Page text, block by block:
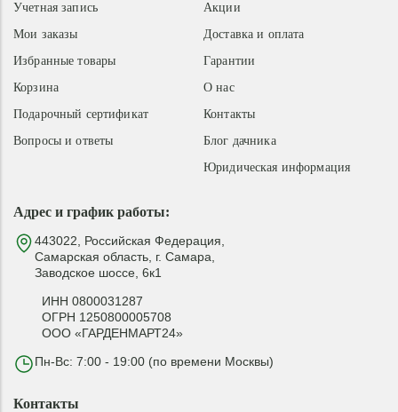
Адрес и график работы:
443022, Российская Федерация,
Самарская область, г. Самара,
Заводское шоссе, 6к1
ИНН 0800031287
ОГРН 1250800005708
ООО «ГАРДЕНМАРТ24»
Пн-Вс: 7:00 - 19:00 (по времени Москвы)
Акции
Доставка и оплата
Гарантии
О нас
Контакты
Блог дачника
Юридическая информация
Учетная запись
Мои заказы
Избранные товары
Корзина
Подарочный сертификат
Вопросы и ответы
Контакты